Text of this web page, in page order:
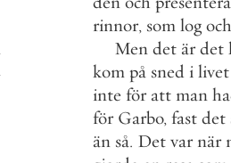
rinnor, som log och
Men det är det
kom på sned i livet
inte för att man
för Garbo, fast det
än så. Det var när